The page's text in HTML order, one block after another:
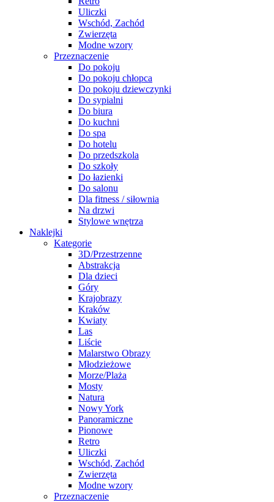
Uliczki
Wschód, Zachód
Zwierzęta
Modne wzory
Przeznaczenie
Do pokoju
Do pokoju chłopca
Do pokoju dziewczynki
Do sypialni
Do biura
Do kuchni
Do spa
Do hotelu
Do przedszkola
Do szkoły
Do łazienki
Do salonu
Dla fitness / siłownia
Na drzwi
Stylowe wnętrza
Naklejki
Kategorie
3D/Przestrzenne
Abstrakcja
Dla dzieci
Góry
Krajobrazy
Kraków
Kwiaty
Las
Liście
Malarstwo Obrazy
Młodzieżowe
Morze/Plaża
Mosty
Natura
Nowy York
Panoramiczne
Pionowe
Retro
Uliczki
Wschód, Zachód
Zwierzęta
Modne wzory
Przeznaczenie